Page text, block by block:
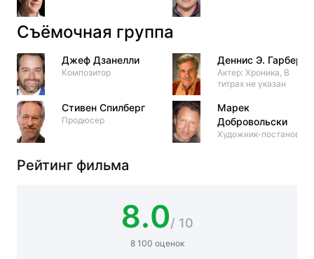
Съёмочная группа
Джеф Дзанелли
Композитор
Стивен Спилберг
Продюсер
Деннис Э. Гарбер
Актер: Хроника, В
титрах не указан
Марек
Добровольски
Художник-
Рейтинг фильма
8.0/ 10
8 100 оценок